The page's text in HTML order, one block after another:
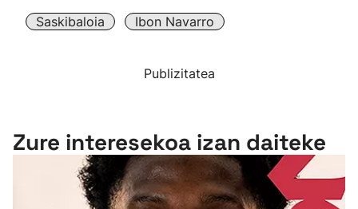
Saskibaloia Ibon Navarro
Publizitatea
Zure interesekoa izan daiteke